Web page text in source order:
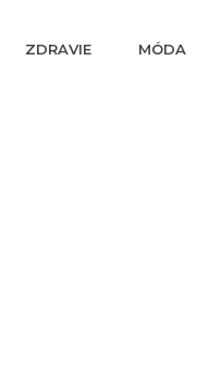
ZDRAVIE MÓDA